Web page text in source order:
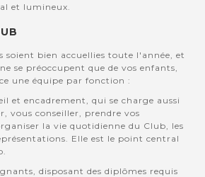
et lumineux.
soient bien accuellies toute l'année, et
se préoccupent que de vos enfants,
une équipe par fonction :
et encadrement, qui se charge aussi
vous conseiller, prendre vos
la vie quotidienne du Club, les
Elle est le point central
disposant des diplômes requis